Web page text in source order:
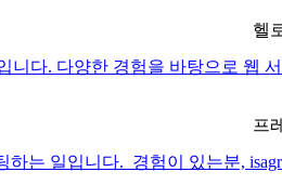
헬
다. 다양한 경험을 바탕으로 웹
프
는 일입니다. ​ 경험이 있는분,